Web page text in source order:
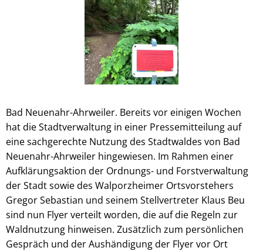
Bad Neuenahr-Ahrweiler. Bereits vor einigen Wochen
hat die Stadtverwaltung in einer Pressemitteilung auf
eine sachgerechte Nutzung des Stadtwaldes von Bad
Neuenahr-Ahrweiler hingewiesen. Im Rahmen einer
Aufklärungsaktion der Ordnungs- und Forstverwaltung
der Stadt sowie des Walporzheimer Ortsvorstehers
Gregor Sebastian und seinem Stellvertreter Klaus Beu
sind nun Flyer verteilt worden, die auf die Regeln zur
Waldnutzung hinweisen. Zusätzlich zum persönlichen
Gespräch und der Aushändigung der Flyer vor Ort